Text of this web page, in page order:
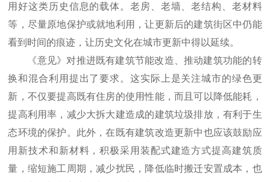
用好这类历史信息的载体。老房、老墙、老结构、老材料
等，尽量原地保护或就地利用，让更新后的建筑街区中仍能
看到时间的痕迹，让历史文化在城市更新中得以延续。
《意见》对推进既有建筑节能改造、推动建筑功能的转
换和混合利用提出了要求。这实际上是关注城市的绿色更
新，不仅要提高既有住房的使用性能，而且可以降低能耗，
提高利用率，减少大拆大建造成的建筑垃圾排放，有利于生
态环境的保护。此外，在既有建筑改造更新中也应该鼓励应
用新技术和新材料，积极采用装配式建造方式提高建筑质
量，缩短施工周期，减少扰民，降低临时搬迁安置成本，也